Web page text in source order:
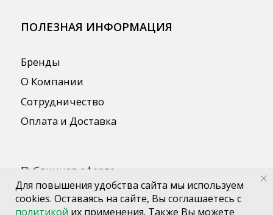
Для повышения удобства сайта мы используем
cookies. Оставаясь на сайте, Вы соглашаетесь с
политикой их применения. Также Вы можете